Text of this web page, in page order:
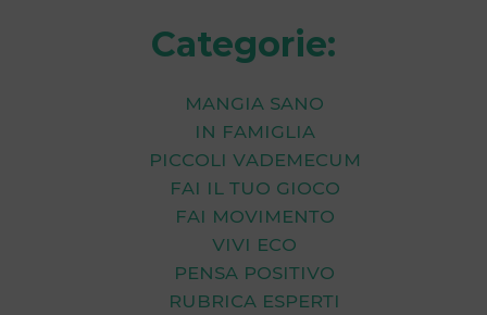
Categorie:
Mangia Sano
In Famiglia
Piccoli Vademecum
Fai il tuo Gioco
Fai Movimento
Vivi Eco
Pensa Positivo
Rubrica Esperti